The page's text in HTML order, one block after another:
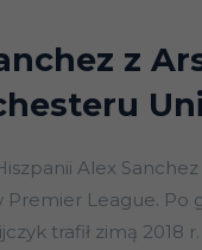
z
Alex
Premier League. Po
trafił zimą 2018 r.